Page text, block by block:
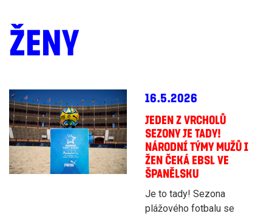
ŽENY
16.5.2026
JEDEN Z VRCHOLŮ
SEZONY JE TADY!
NÁRODNÍ TÝMY MUŽŮ I
ŽEN ČEKÁ EBSL VE
ŠPANĚLSKU
Je to tady! Sezona
plážového fotbalu se